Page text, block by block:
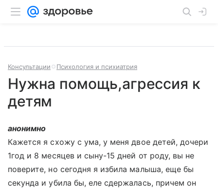
Консультации Психология и психиатрия
Нужна помощь,агрессия к
детям
анонимно
Кажется я схожу с ума, у меня двое детей, дочери
1год и 8 месяцев и сыну-15 дней от роду, вы не
поверите, но сегодня я избила малыша, еще бы
секунда и убила бы, еле сдержалась, причем он